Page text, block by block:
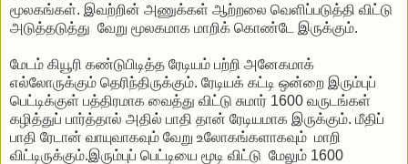
மூலகங்கள். இவற்றின் அணுக்கள் ஆற்றலை வெளிப்படுத்தி விட்டு
அடுத்தடுத்து வேறு மூலகமாக மாறிக் கொண்டே இருக்கும்.
மேடம் கியூரி கண்டுபிடித்த ரேடியம் பற்றி அனேகமாக்
எல்லோருக்கும் தெரிந்திருக்கும். ரேடியக் கட்டி ஒன்றை இரும்புப்
பெட்டிக்குள் பத்திரமாக வைத்து விட்டு சுமார் 1600 வருடங்கள்
கழித்துப் பார்த்தால் அதில் பாதி தான் ரேடியமாக இருக்கும். மீதிப்
பாதி ரேடான் வாயுவாகவும் வேறு உலோகங்களாகவும் மாறி
விட்டிருக்கும்.இரும்புப் பெட்டியை மூடி விட்டு மேலும் 1600